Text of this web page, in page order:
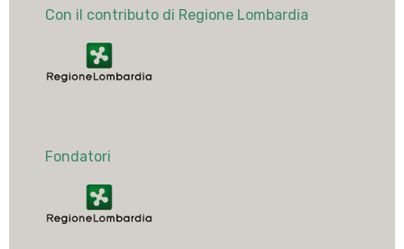
Con il contributo di Regione Lombardia
Fondatori